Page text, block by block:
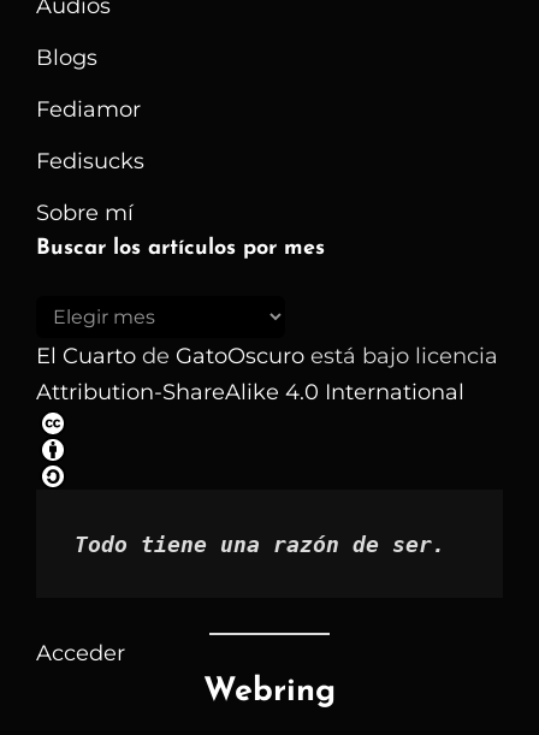
Audios
Blogs
Fediamor
Fedisucks
Sobre mí
Buscar los artículos por mes
Buscar
los
artículos
por
mes
El Cuarto de GatoOscuro está bajo licencia
Attribution-ShareAlike 4.0 International
Todo tiene una razón de ser.
Acceder
Webring